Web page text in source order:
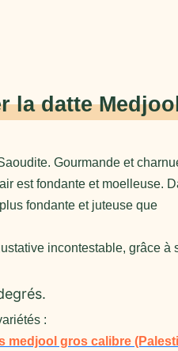
la datte
Gourmande et
est fondante et moelleuse.
fondante et juteuse que
incontestable, grâce à
:
medjool gros calibre